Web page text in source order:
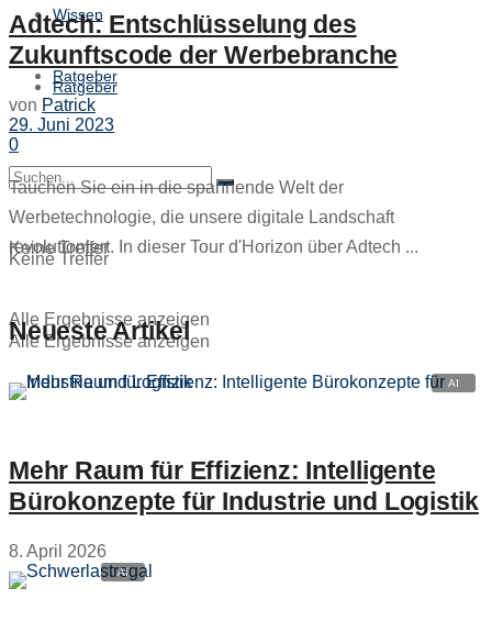
Ratgeber
Keine Treffer
Alle Ergebnisse anzeigen
Wissen
Ratgeber
Keine Treffer
Alle Ergebnisse anzeigen
Adtech: Entschlüsselung des
Zukunftscode der Werbebranche
von Patrick
29. Juni 2023
0
Tauchen Sie ein in die spannende Welt der
Werbetechnologie, die unsere digitale Landschaft
revolutioniert. In dieser Tour d'Horizon über Adtech ...
Neueste Artikel
Mehr Raum für Effizienz: Intelligente
Bürokonzepte für Industrie und Logistik
8. April 2026